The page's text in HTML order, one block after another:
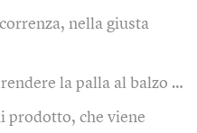
nella giusta
la palla al balzo …
prodotto, che viene